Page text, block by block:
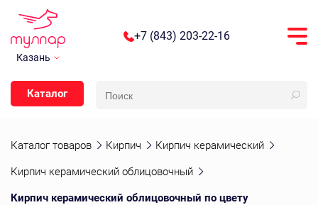
Казань
+7 (843) 203-22-16
Каталог
Каталог товаров Кирпич Кирпич керамический
Кирпич керамический облицовочный
Кирпич керамический облицовочный по цвету